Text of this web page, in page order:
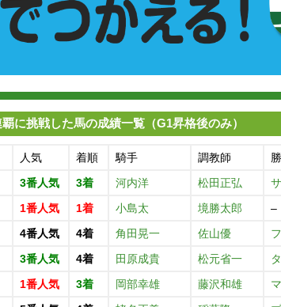
に挑戦した馬の成績一覧（G1昇格後のみ）
人気 着順 騎手 調教師
3番人気 3着 河内洋 松田正弘
1番人気 1着 小島太 境勝太郎
–
4番人気 4着 角田晃一 佐山優
3番人気 4着 田原成貴 松元省一
1番人気 3着 岡部幸雄 藤沢和雄